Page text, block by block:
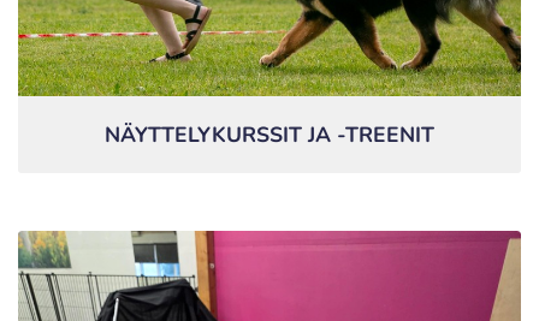
NÄYTTELYKURSSIT JA -TREENIT